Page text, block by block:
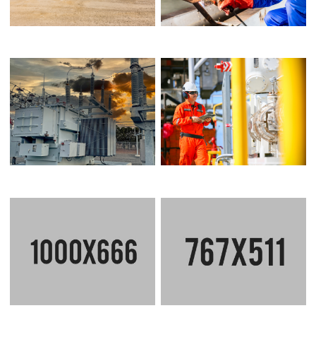
OBRAS ELECTRICAS Y
TELECOM
SERVICIOS
ESPECIALIZADOS
OIL&GAS
MERCADOS ECO FRIENDLY VILLA